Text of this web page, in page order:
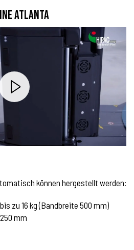
ATLANTA
können hergestellt werden:
zu 16 kg (Bandbreite 500 mm)
mm